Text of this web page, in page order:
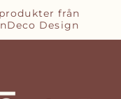
från
Design